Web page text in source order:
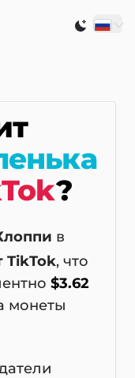
Switch
?
в
TikTok, что
$3.62
монеты